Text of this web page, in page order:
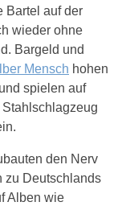
Bartel auf der
wieder ohne
Bargeld und
Mensch hohen
spielen auf
den Nerv
zu Deutschlands
Alben wie